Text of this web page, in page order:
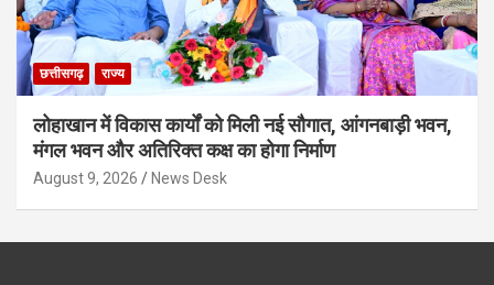
छत्तीसगढ़ राज्य
लोहाखान में विकास कार्यों को मिली नई सौगात, आंगनबाड़ी भवन,
मंगल भवन और अतिरिक्त कक्ष का होगा निर्माण
August 9, 2026 News Desk